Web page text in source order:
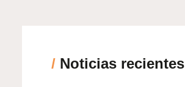
/ Noticias recientes